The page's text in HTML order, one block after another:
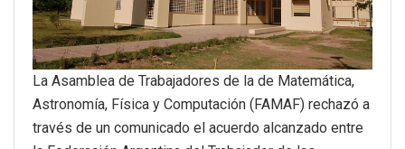
La Asamblea de Trabajadores de la de Matemática,
Astronomía, Física y Computación (FAMAF) rechazó a
través de un comunicado el acuerdo alcanzado entre